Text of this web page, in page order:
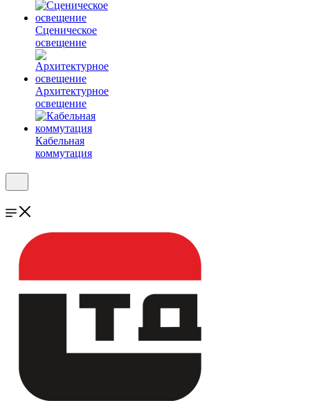
Сценическое
освещение
Архитектурное
освещение
Кабельная
коммутация